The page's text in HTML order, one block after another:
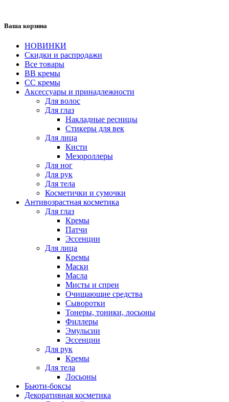
Ваша корзина
НОВИНКИ
Скидки и распродажи
Все товары
BB кремы
CC кремы
Аксессуары и принадлежности
Для волос
Для глаз
Накладные ресницы
Стикеры для век
Для лица
Кисти
Мезороллеры
Для ног
Для рук
Для тела
Косметички и сумочки
Антивозрастная косметика
Для глаз
Кремы
Патчи
Эссенции
Для лица
Кремы
Маски
Масла
Мисты и спреи
Очищающие средства
Сыворотки
Тонеры, тоники, лосьоны
Филлеры
Эмульсии
Эссенции
Для рук
Кремы
Для тела
Лосьоны
Бьюти-боксы
Декоративная косметика